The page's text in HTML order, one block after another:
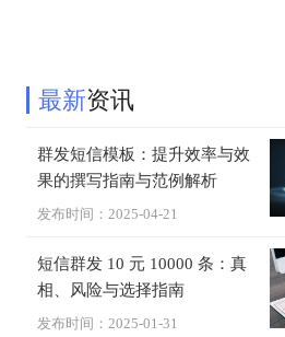
最新资讯
群发短信模板：提升效率与效
果的撰写指南与范例解析
发布时间：2025-04-21
短信群发 10 元 10000 条：真
相、风险与选择指南
发布时间：2025-01-31